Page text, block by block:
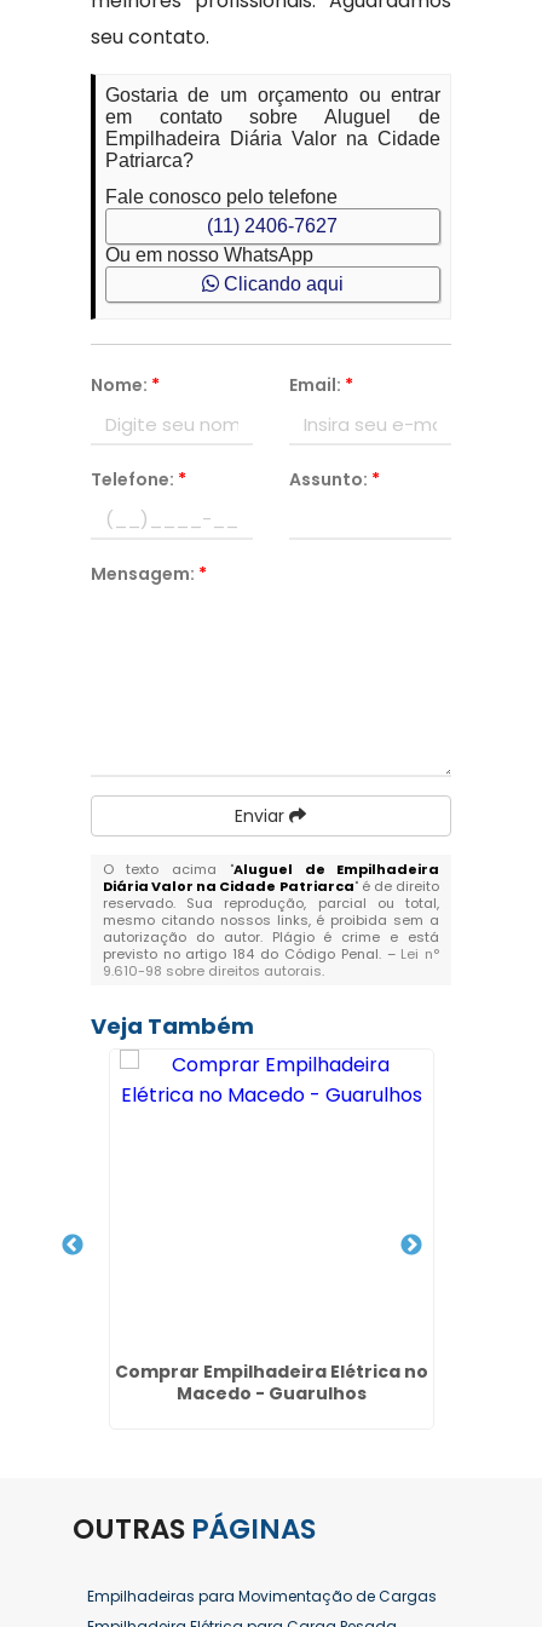
seu contato.
Gostaria de um orçamento ou entrar
em contato sobre Aluguel de
Empilhadeira Diária Valor na Cidade
Patriarca?
Fale conosco pelo telefone
(11) 2406-7627
Ou em nosso WhatsApp
Clicando aqui
Nome: * Email: *
Telefone: * Assunto: *
Mensagem: *
Enviar
O texto acima "Aluguel de Empilhadeira
Diária Valor na Cidade Patriarca" é de direito
reservado. Sua reprodução, parcial ou total,
mesmo citando nossos links, é proibida sem a
autorização do autor. Plágio é crime e está
previsto no artigo 184 do Código Penal. – Lei n°
9.610-98 sobre direitos autorais.
Veja Também
Comprar Empilhadeira Elétrica no
Macedo - Guarulhos
OUTRAS PÁGINAS
Empilhadeiras para Movimentação de Cargas